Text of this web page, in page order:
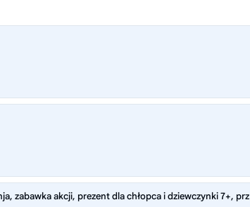
zabawka akcji, prezent dla chłopca i dziewczynki 7+, prz